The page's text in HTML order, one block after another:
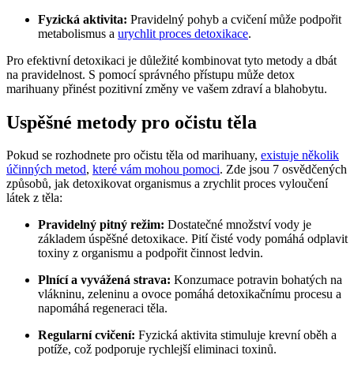
Fyzická aktivita: Pravidelný pohyb a cvičení může podpořit
metabolismus a urychlit proces detoxikace.
Pro efektivní detoxikaci je důležité kombinovat tyto metody a dbát
na pravidelnost. S pomocí správného přístupu může detox
marihuany přinést pozitivní změny ve vašem zdraví a blahobytu.
Uspěšné metody pro očistu těla
Pokud se rozhodnete pro očistu těla od marihuany, existuje několik
účinných metod, které vám mohou pomoci. Zde jsou 7 osvědčených
způsobů, jak detoxikovat organismus a zrychlit proces vyloučení
látek z těla:
Pravidelný pitný režim: Dostatečné množství vody je
základem úspěšné detoxikace. Pití čisté vody pomáhá odplavit
toxiny z organismu a podpořit činnost ledvin.
Plnící a vyvážená strava: Konzumace potravin bohatých na
vlákninu, zeleninu a ovoce pomáhá detoxikačnímu procesu a
napomáhá regeneraci těla.
Regularní cvičení: Fyzická aktivita stimuluje krevní oběh a
potíže, což podporuje rychlejší eliminaci toxinů.